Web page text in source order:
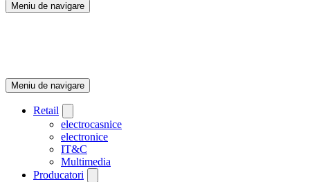
Meniu de navigare
Meniu de navigare
Retail
electrocasnice
electronice
IT&C
Multimedia
Producatori